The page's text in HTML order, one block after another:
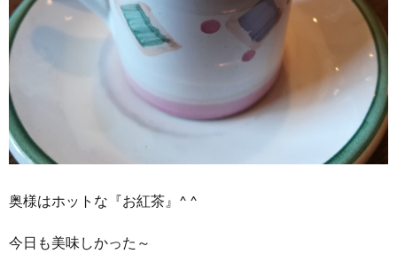
奥様はホットな『お紅茶』^ ^
今日も美味しかった～